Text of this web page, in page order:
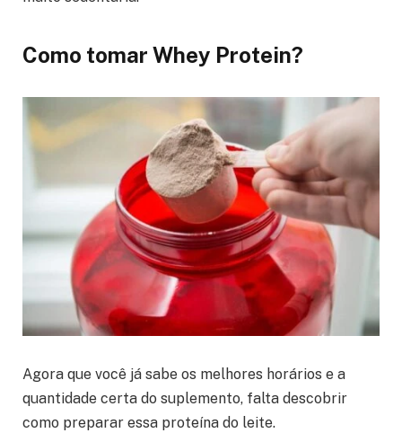
Como tomar Whey Protein?
Agora que você já sabe os melhores horários e a
quantidade certa do suplemento, falta descobrir
como preparar essa proteína do leite.